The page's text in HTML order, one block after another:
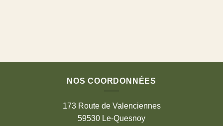
NOS COORDONNÉES
173 Route de Valenciennes
59530 Le-Quesnoy